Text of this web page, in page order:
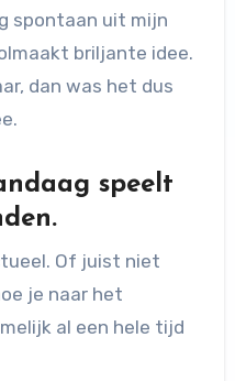
spontaan uit mijn
briljante idee.
dan was het dus
speelt
Of juist niet
je naar het
al een hele tijd